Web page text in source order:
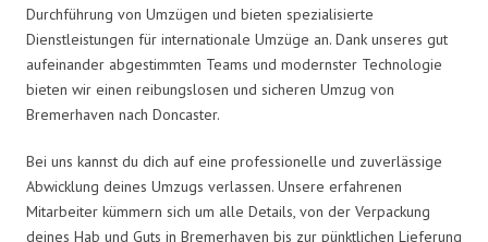
Durchführung von Umzügen und bieten spezialisierte
Dienstleistungen für internationale Umzüge an. Dank unseres gut
aufeinander abgestimmten Teams und modernster Technologie
bieten wir einen reibungslosen und sicheren Umzug von
Bremerhaven nach Doncaster.
Bei uns kannst du dich auf eine professionelle und zuverlässige
Abwicklung deines Umzugs verlassen. Unsere erfahrenen
Mitarbeiter kümmern sich um alle Details, von der Verpackung
deines Hab und Guts in Bremerhaven bis zur pünktlichen Lieferung